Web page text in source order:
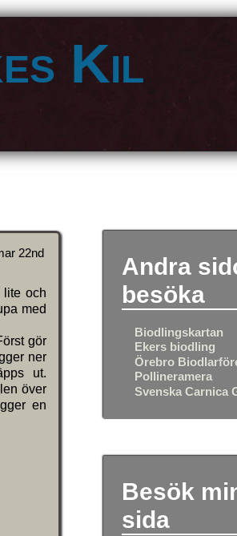
Kil
22nd
lite och
med
gör
ner
ut.
över
en
Andra
besöka
Biodlingskartan
Ekers biodling
Örebro
Pollineramera
Svenska Carnica
Besök
sida